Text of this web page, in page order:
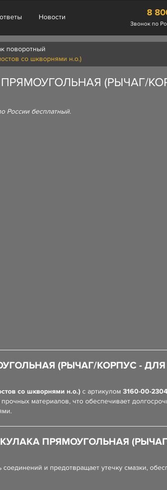
Новости 8
Звонок по
поворотный
со шкворнями н.о.)
(РЫЧАГ/
России бесплатный.
(РЫЧАГ/КОРПУС -
со шкворнями н.о.) с артикулом 3160-00-
материалов, что обеспечивает
ПРЯМОУГОЛЬНАЯ
и предотвращает утечку смазки,